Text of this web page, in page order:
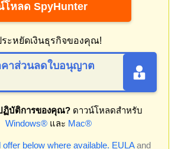
โหลด SpyHunter
ะหยัดเงินธุรกิจของคุณ!
คาส่วนลดใบอนุญาต
ฏิบัติการของคุณ?ดาวน์โหลดสำหรับ
Windows® และ Mac®
offer below where available. EULAand